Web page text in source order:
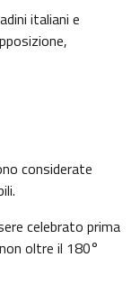
italiani e
considerate
celebrato prima
oltre il 180°